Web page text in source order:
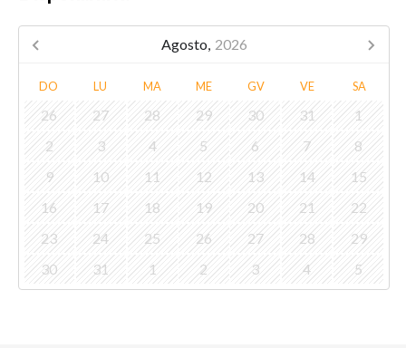
Agosto, 2026
DO LU MA ME GV VE SA
26 27 28 29 30 31
1
2
3 4 5 6 7
8
9
10 11 12 13 14
15
16
17 18 19 20 21
22
23
24 25 26 27 28
29
30
31 1 2 3 4 5